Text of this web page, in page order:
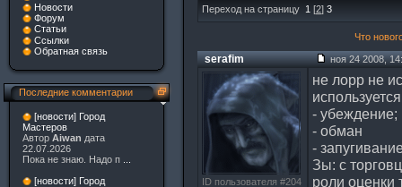
Новости
Форум
Статьи
Ссылки
Обратная связь
Последние комментарии
[новости] Город
Мастеров
Автор Aiwan дата
22.07.2026
Пока не знаю. Надо п
[новости] Город
Переход на страницу 1 [2] 3
Что
serafim ноя 24 2008,
ID пользователя #204
не лорр не
- убеждение;
- обман
-
Зы: с
роли оценки